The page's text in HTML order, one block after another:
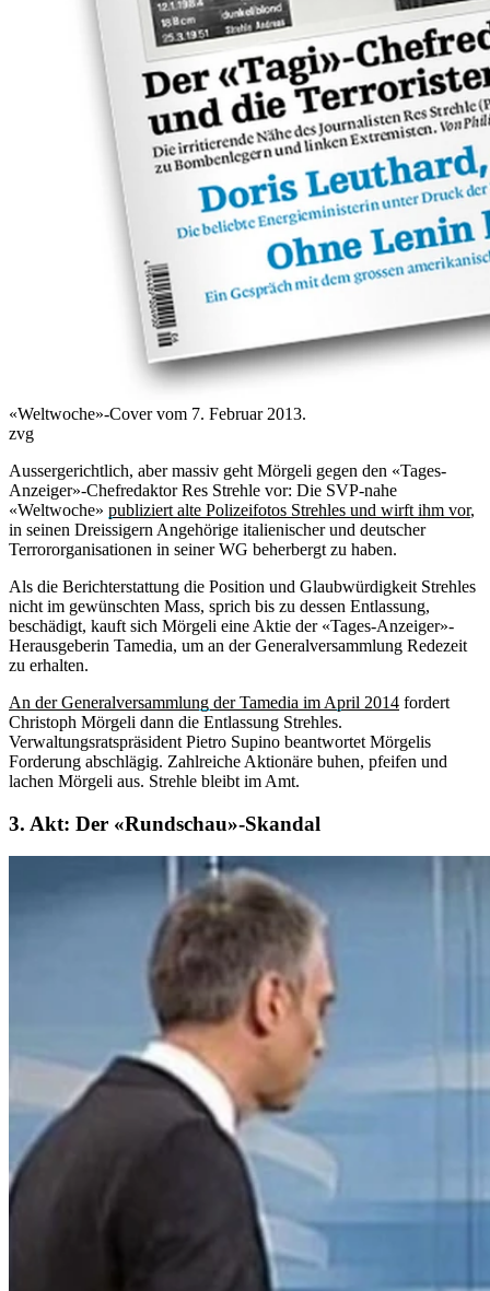
«Weltwoche»-Cover vom 7. Februar 2013.
zvg
Aussergerichtlich, aber massiv geht Mörgeli gegen den «Tages-
Anzeiger»-Chefredaktor Res Strehle vor: Die SVP-nahe
«Weltwoche» publiziert alte Polizeifotos Strehles und wirft ihm vor,
in seinen Dreissigern Angehörige italienischer und deutscher
Terrororganisationen in seiner WG beherbergt zu haben.
Als die Berichterstattung die Position und Glaubwürdigkeit Strehles
nicht im gewünschten Mass, sprich bis zu dessen Entlassung,
beschädigt, kauft sich Mörgeli eine Aktie der «Tages-Anzeiger»-
Herausgeberin Tamedia, um an der Generalversammlung Redezeit
zu erhalten.
An der Generalversammlung der Tamedia im April 2014 fordert
Christoph Mörgeli dann die Entlassung Strehles.
Verwaltungsratspräsident Pietro Supino beantwortet Mörgelis
Forderung abschlägig. Zahlreiche Aktionäre buhen, pfeifen und
lachen Mörgeli aus. Strehle bleibt im Amt.
3. Akt: Der «Rundschau»-Skandal